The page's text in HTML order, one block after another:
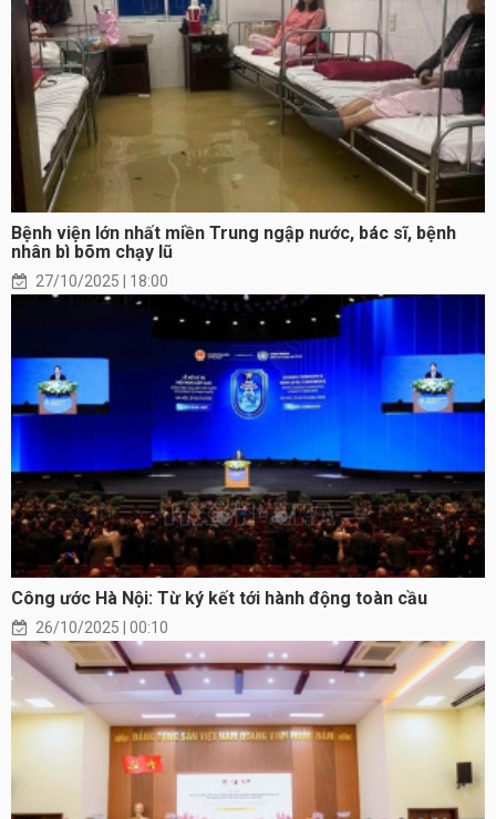
Bệnh viện lớn nhất miền Trung ngập nước, bác sĩ, bệnh
nhân bì bõm chạy lũ
27/10/2025 | 18:00
Công ước Hà Nội: Từ ký kết tới hành động toàn cầu
26/10/2025 | 00:10